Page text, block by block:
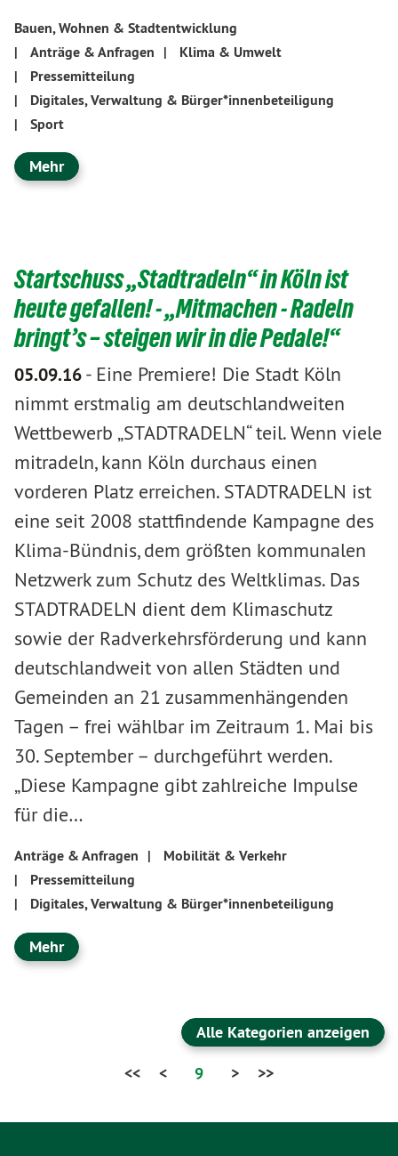
Bauen, Wohnen & Stadtentwicklung
|
Anträge & Anfragen |
Klima & Umwelt
|
Pressemitteilung
|
Digitales, Verwaltung & Bürger*innenbeteiligung
|
Sport
Mehr
Startschuss „Stadtradeln“ in Köln ist
heute gefallen! - „Mitmachen - Radeln
bringt’s – steigen wir in die Pedale!“
05.09.16- Eine Premiere! Die Stadt Köln
nimmt erstmalig am deutschlandweiten
Wettbewerb „STADTRADELN“ teil. Wenn viele
mitradeln, kann Köln durchaus einen
vorderen Platz erreichen. STADTRADELN ist
eine seit 2008 stattfindende Kampagne des
Klima-Bündnis, dem größten kommunalen
Netzwerk zum Schutz des Weltklimas. Das
STADTRADELN dient dem Klimaschutz
sowie der Radverkehrsförderung und kann
deutschlandweit von allen Städten und
Gemeinden an 21 zusammenhängenden
Tagen – frei wählbar im Zeitraum 1. Mai bis
30. September – durchgeführt werden.
„Diese Kampagne gibt zahlreiche Impulse
für die…
Anträge & Anfragen |
Mobilität & Verkehr
|
Pressemitteilung
|
Digitales, Verwaltung & Bürger*innenbeteiligung
Mehr
Alle Kategorien anzeigen
<<
< 9 > >>